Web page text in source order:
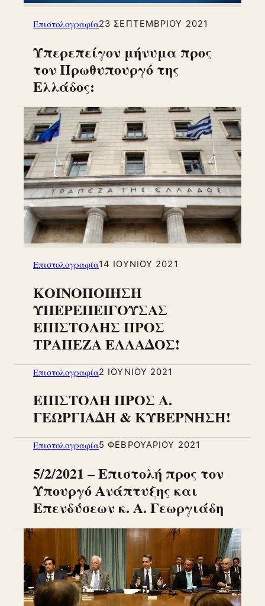
Επιστολογραφία23 ΣΕΠΤΕΜΒΡΊΟΥ 2021
Υπερεπείγον μήνυμα προς
τον Πρωθυπουργό της
Ελλάδος:
Επιστολογραφία14 ΙΟΥΝΊΟΥ 2021
ΚΟΙΝΟΠΟΙΗΣΗ
ΥΠΕΡΕΠΕΙΓΟΥΣΑΣ
ΕΠΙΣΤΟΛΗΣ ΠΡΟΣ
ΤΡΑΠΕΖΑ ΕΛΛΑΔΟΣ!
Επιστολογραφία2 ΙΟΥΝΊΟΥ 2021
ΕΠΙΣΤΟΛΗ ΠΡΟΣ Α.
ΓΕΩΡΓΙΑΔΗ & ΚΥΒΕΡΝΗΣΗ!
Επιστολογραφία5 ΦΕΒΡΟΥΑΡΊΟΥ 2021
5/2/2021 – Επιστολή προς τον
Υπουργό Ανάπτυξης και
Επενδύσεων κ. Α. Γεωργιάδη